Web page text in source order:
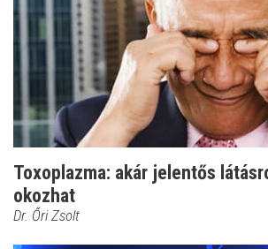
Toxoplazma: akár jelentős
okozhat
Dr. Őri Zsolt